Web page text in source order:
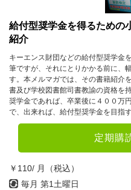
給付型奨学金を得るための
紹介
キーエンス財団などの給付型奨学金
筆ですが、それにとりかかる前に、
す。本メルマガでは、その書籍紹介
書及び学校図書館司書教諭の資格を
奨学金であれば、卒業後に４００万
で、出来れば、給付型奨学金を目指
定期購
￥110/ 月（税込）
毎月 第1土曜日